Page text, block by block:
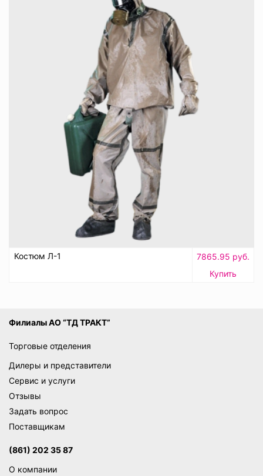
Костюм Л-1
7865.95 руб.
Купить
Филиалы АО “ТД ТРАКТ”
Торговые отделения
Дилеры и представители
Сервис и услуги
Отзывы
Задать вопрос
Поставщикам
(861) 202 35 87
О компании